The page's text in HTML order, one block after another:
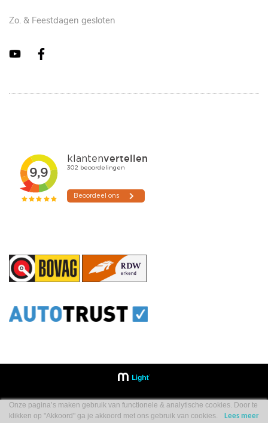
Zo. & Feestdagen gesloten
Onze pagina’s maken gebruik van functionele & analytische cookies. Door te
klikken op "Akkoord" ga je akkoord met ons gebruik van cookies.
Lees meer